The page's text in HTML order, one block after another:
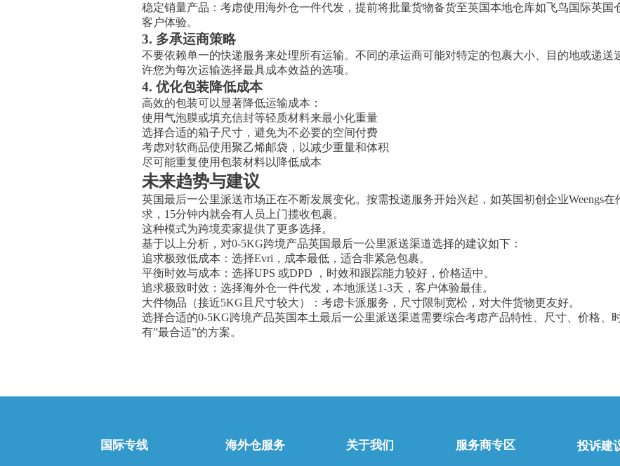
稳定销量产品：考虑使用海外仓一件代发，提前将批量货物备货至英国本地仓库如飞鸟国际英
客户体验。
3. 多承运商策略
不要依赖单一的快递服务来处理所有运输。不同的承运商可能对特定的包裹大小、目的地或递
许您为每次运输选择最具成本效益的选项。
4. 优化包装降低成本
高效的包装可以显著降低运输成本：
使用气泡膜或填充信封等轻质材料来最小化重量
选择合适的箱子尺寸，避免为不必要的空间付费
考虑对软商品使用聚乙烯邮袋，以减少重量和体积
尽可能重复使用包装材料以降低成本
未来趋势与建议
英国最后一公里派送市场正在不断发展变化。按需投递服务开始兴起，如英国初创企业Weengs
求，15分钟内就会有人员上门揽收包裹。
这种模式为跨境卖家提供了更多选择。
基于以上分析，对0-5KG跨境产品英国最后一公里派送渠道选择的建议如下：
追求极致低成本：选择Evri，成本最低，适合非紧急包裹。
平衡时效与成本：选择UPS 或DPD ，时效和跟踪能力较好，价格适中。
追求极致时效：选择海外仓一件代发，本地派送1-3天，客户体验最佳。
大件物品（接近5KG且尺寸较大）：考虑卡派服务，尺寸限制宽松，对大件货物更友好。
选择合适的0-5KG跨境产品英国本土最后一公里派送渠道需要综合考虑产品特性、尺寸、价格、
有”最合适”的方案。
国际专线 海外仓服务 关于我们 服务商专区 投诉建